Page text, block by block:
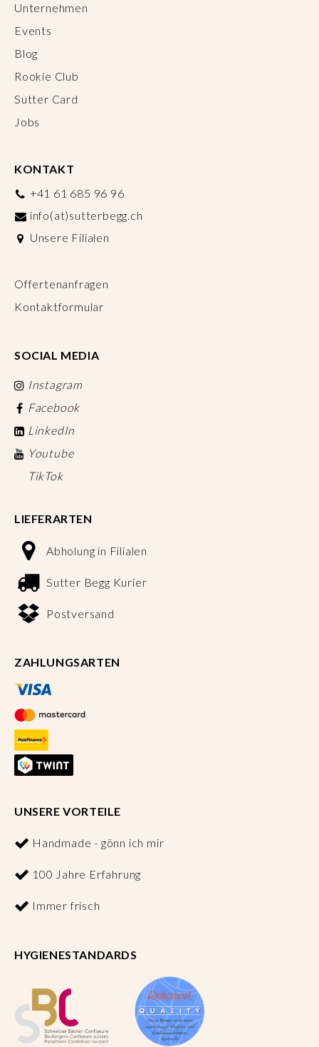
Unternehmen
Events
Blog
Rookie Club
Sutter Card
Jobs
KONTAKT
+41 61 685 96 96
info(at)sutterbegg.ch
Unsere Filialen
Offertenanfragen
Kontaktformular
SOCIAL MEDIA
Instagram
Facebook
LinkedIn
Youtube
TikTok
LIEFERARTEN
Abholung in Filialen
Sutter Begg Kurier
Postversand
ZAHLUNGSARTEN
UNSERE VORTEILE
Handmade - gönn ich mir
100 Jahre Erfahrung
Immer frisch
HYGIENESTANDARDS